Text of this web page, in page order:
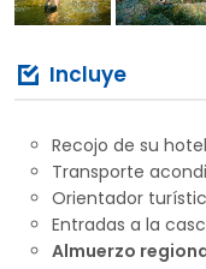
Incluye
Recojo de su
Transporte
Orientador
Entradas a la
Almuerzo